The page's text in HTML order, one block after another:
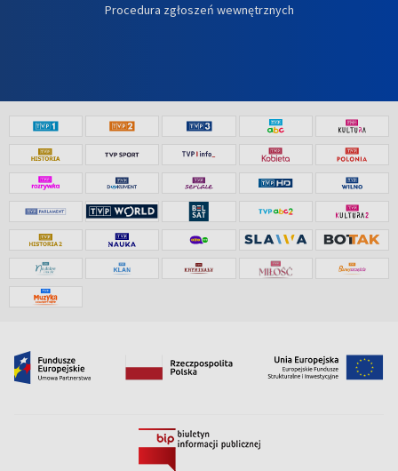
Procedura zgłoszeń wewnętrznych